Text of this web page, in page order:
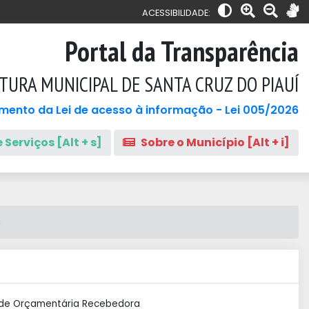
ACESSIBILIDADE:
Portal da Transparência
MUNICIPAL DE SANTA CRUZ DO PIAUÍ
da Lei de acesso à informação - Lei 005/2026
Serviços [Alt + s] Sobre o Município [Alt + i]
Orçamentária Recebedora